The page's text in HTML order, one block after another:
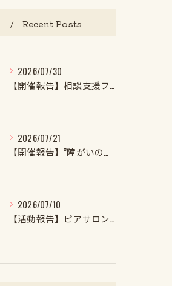
Recent Posts
2026/07/30
【開催報告】相談支援ファイル実施者養成講座第1クール第1回目を開催しました！
2026/07/21
【開催報告】”障がいのある子・特性強めの子の一般高校受験の話2026”を開催しました！
2026/07/10
【活動報告】ピアサロンを開催しました